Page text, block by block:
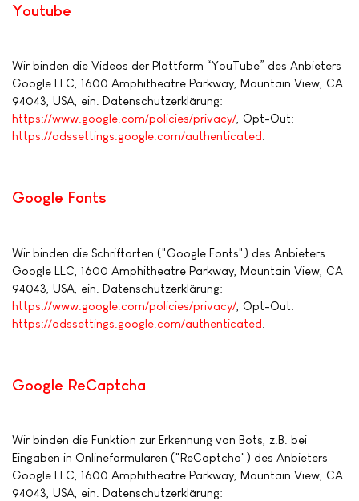
Youtube
Wir binden die Videos der Plattform “YouTube” des Anbieters
Google LLC, 1600 Amphitheatre Parkway, Mountain View, CA
94043, USA, ein. Datenschutzerklärung:
https://www.google.com/policies/privacy/ , Opt-Out:
https://adssettings.google.com/authenticated
Google Fonts
Wir binden die Schriftarten ("Google Fonts") des Anbieters
Google LLC, 1600 Amphitheatre Parkway, Mountain View, CA
94043, USA, ein. Datenschutzerklärung:
https://www.google.com/policies/privacy/ , Opt-Out:
https://adssettings.google.com/authenticated
Google ReCaptcha
Wir binden die Funktion zur Erkennung von Bots, z.B. bei
Eingaben in Onlineformularen ("ReCaptcha") des Anbieters
Google LLC, 1600 Amphitheatre Parkway, Mountain View, CA
94043, USA, ein. Datenschutzerklärung: